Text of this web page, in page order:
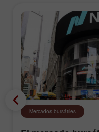
Mercados bursátiles